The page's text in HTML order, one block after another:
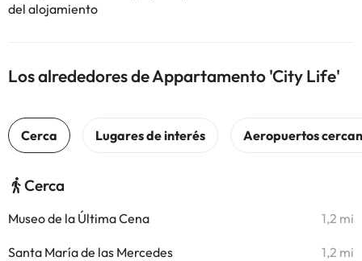
del alojamiento
Los alrededores de Appartamento 'City Life'
Cerca
Museo de la Última Cena 1,2 mi
Santa María de las Mercedes 1,2 mi